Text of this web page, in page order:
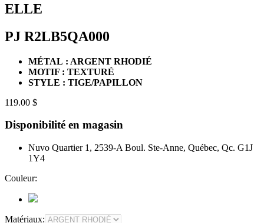
ELLE
PJ R2LB5QA000
MÉTAL : ARGENT RHODIÉ
MOTIF : TEXTURÉ
STYLE : TIGE/PAPILLON
119.00 $
Disponibilité en magasin
Nuvo Quartier 1, 2539-A Boul. Ste-Anne, Québec, Qc. G1J
1Y4
Couleur:
Matériaux: